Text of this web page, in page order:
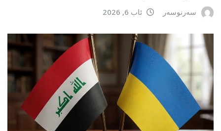
سەرنوسەر ئاب 6, 2026